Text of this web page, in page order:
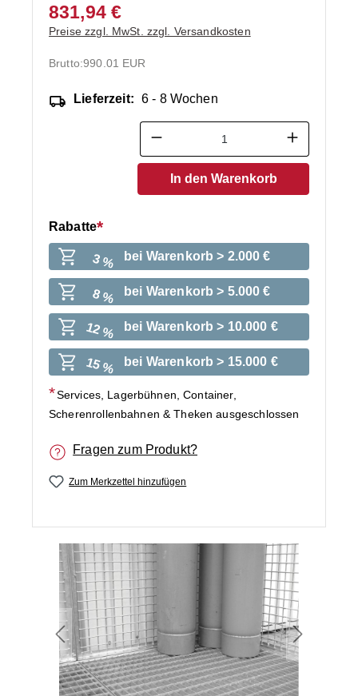
831,94 €
Preise zzgl. MwSt. zzgl. Versandkosten
Brutto:990.01 EUR
Lieferzeit: 6 - 8 Wochen
Produkt Anzahl: Gib den
In den Warenkorb
Rabatte
3 % bei Warenkorb > 2.000 €
8 % bei Warenkorb > 5.000 €
12 % bei Warenkorb > 10.000 €
15 % bei Warenkorb > 15.000 €
Services, Lagerbühnen, Container,
Scherenrollenbahnen & Theken ausgeschlossen
Fragen zum Produkt?
Zum Merkzettel hinzufügen
Bildergalerie überspringen